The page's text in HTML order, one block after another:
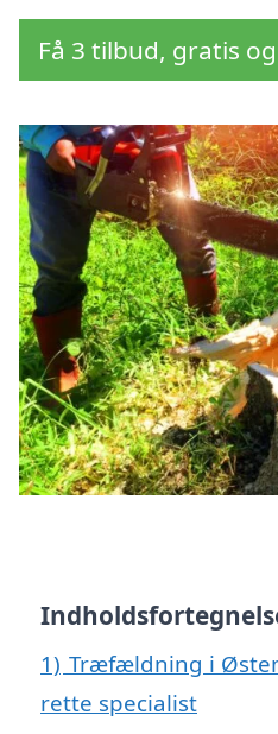
Få 3 tilbud, gratis
1) Træfældning i
rette specialist